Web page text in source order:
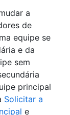
a
de
equipe se
e da
sem
principal
Solicitar a
e